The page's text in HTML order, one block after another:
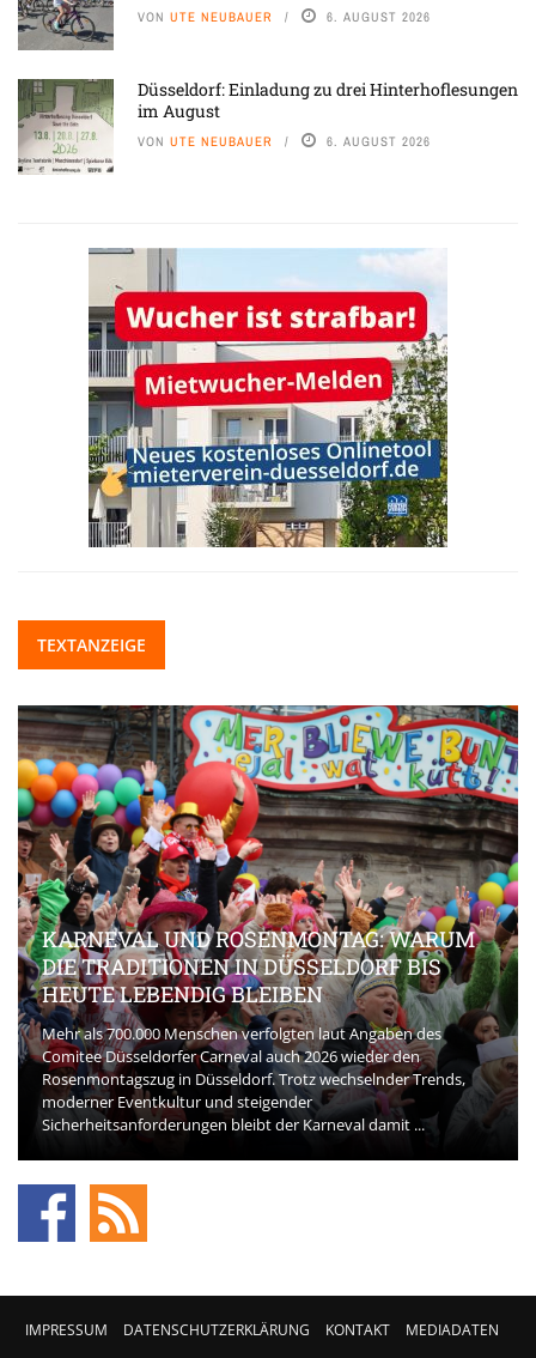
VON UTE NEUBAUER 6. AUGUST 2026
Düsseldorf: Einladung zu drei Hinterhoflesungen
im August
VON UTE NEUBAUER 6. AUGUST 2026
TEXTANZEIGE
KARNEVAL UND ROSENMONTAG: WARUM
DIE TRADITIONEN IN DÜSSELDORF BIS
HEUTE LEBENDIG BLEIBEN
Mehr als 700.000 Menschen verfolgten laut Angaben des
Comitee Düsseldorfer Carneval auch 2026 wieder den
Rosenmontagszug in Düsseldorf. Trotz wechselnder Trends,
moderner Eventkultur und steigender
Sicherheitsanforderungen bleibt der Karneval damit ...
IMPRESSUM DATENSCHUTZERKLÄRUNG KONTAKT MEDIADATEN